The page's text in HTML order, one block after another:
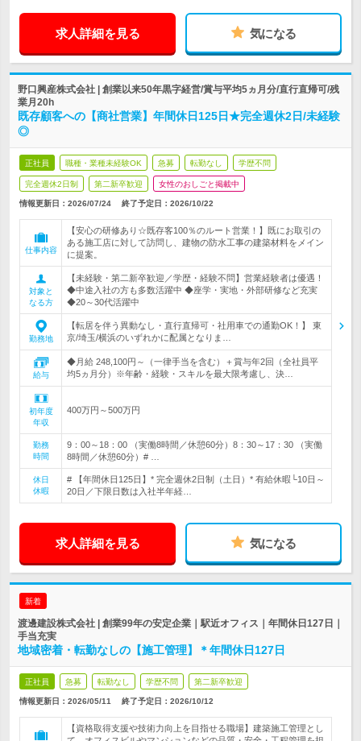
求人詳細を見る 気になる
野口興産株式会社 | 創業以来50年黒字経営/賞与平均5ヵ月分/直行直帰可/残
業月20h
既存顧客への【商社営業】年間休日125日★完全週休2日/未経験
◎
正社員 職種・業種未経験OK 急募 転勤なし 学歴不問
完全週休2日制 第二新卒歓迎 女性のおしごと掲載中
情報更新日：2026/07/24 終了予定日： 2026/10/22
仕事内容
【安心の研修あり☆既存客100％のルート営業！】既にお取引の
ある施工店に対して訪問し、建物の防水工事の建築材料をメイン
に提案。
対象と
なる方
【未経験・第二新卒歓迎／学歴・経験不問】営業経験者は優遇！
◆中途入社の方も多数活躍中 ◆座学・実地・外部研修など充実
◆20～30代活躍中
勤務地
【転居を伴う異動なし・直行直帰可・社用車での通勤OK！】 東
京/埼玉/横浜のいずれかに配属となりま…
給与
◆月給 248,100円～（一律手当を含む）＋賞与年2回（全社員平
均5ヵ月分）※年齢・経験・スキルを最大限考慮し、決…
初年度
年収
400万円～500万円
勤務
時間
9：00～18：00 （実働8時間／休憩60分）8：30～17：30 （実働
8時間／休憩60分）# …
休日
休暇
# 【年間休日125日】* 完全週休2日制（土日）* 有給休暇└10日～
20日／下限日数は入社半年経…
求人詳細を見る 気になる
新着
渡邊建設株式会社 | 創業99年の安定企業｜駅近オフィス｜年間休日127日｜
手当充実
地域密着・転勤なしの【施工管理】＊年間休日127日
正社員 急募 転勤なし 学歴不問 第二新卒歓迎
情報更新日：2026/05/11 終了予定日： 2026/10/12
【資格取得支援や技術力向上を目指せる職場】建築施工管理とし